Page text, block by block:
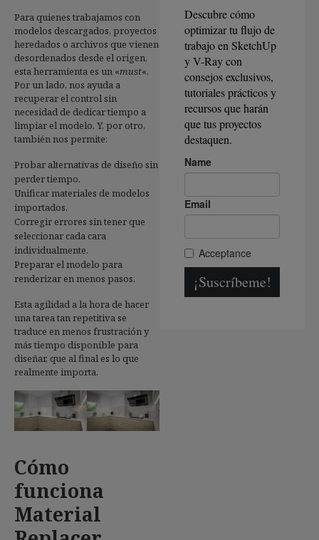
Para quienes trabajamos con
modelos descargados, proyectos
heredados o archivos que vienen
desordenados desde el origen,
esta herramienta es un «must«.
Por un lado, nos ayuda a
recuperar el control sin
necesidad de dedicar tiempo a
limpiar el modelo. Y, por otro,
también nos permite:
Probar alternativas de diseño sin
perder tiempo.
Unificar materiales de modelos
importados.
Corregir errores sin tener que
seleccionar cada cara
individualmente.
Preparar el modelo para
renderizar en menos pasos.
Esta agilidad a la hora de hacer
una tarea tan repetitiva se
traduce en menos frustración y
más tiempo disponible para
diseñar, que al final es lo que
realmente importa.
Cómo
funciona
Material